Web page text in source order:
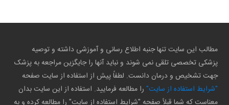
مطالب این سایت تنها جنبه اطلاع رسانی و آموزشی داشته و توصیه
پزشکی تخصصی تلقی نمی شوند و نباید آنها را جایگزین مراجعه به پزشک
جهت تشخیص و درمان دانست. لطفاً پیش از استفاده از سایت صفحه
"شرایط استفاده از سایت" را مطالعه فرمایید. استفاده از این سایت بدان
معناست که شما قبلاً صفحه "شرایط استفاده از سایت" را مطالعه کرده و به